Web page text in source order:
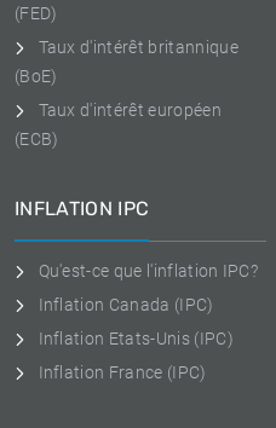
(FED)
Taux d'intérêt britannique
(BoE)
Taux d'intérêt européen
(ECB)
INFLATION IPC
Qu'est-ce que l'inflation IPC?
Inflation Canada (IPC)
Inflation Etats-Unis (IPC)
Inflation France (IPC)